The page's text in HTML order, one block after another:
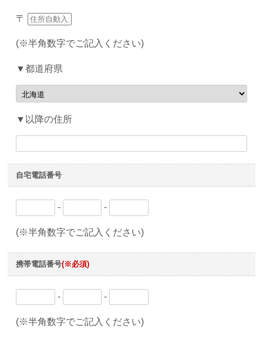
〒
(※半角数字でご記入ください)
▼都道府県
▼以降の住所
自宅電話番号
- -
(※半角数字でご記入ください)
携帯電話番号(※必須)
- -
(※半角数字でご記入ください)